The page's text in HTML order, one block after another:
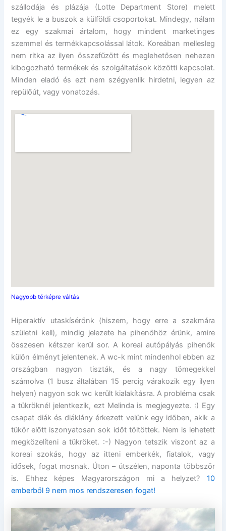
szállodája és plázája (Lotte Department Store) melett
tegyék le a buszok a külföldi csoportokat. Mindegy, nálam
ez egy szakmai ártalom, hogy mindent marketinges
szemmel és termékkapcsolással látok. Koreában mellesleg
nem ritka az ilyen összefűzött és meglehetősen nehezen
kibogozható termékek és szolgáltatások közötti kapcsolat.
Minden eladó és ezt nem szégyenlik hirdetni, legyen az
repülőút, vagy vonatozás.
Nagyobb térképre váltás
Hiperaktív utaskísérőnk (hiszem, hogy erre a szakmára
születni kell), mindig jelezete ha pihenőhöz érünk, amire
összesen kétszer kerül sor. A koreai autópályás pihenők
külön élményt jelentenek. A wc-k mint mindenhol ebben az
országban nagyon tiszták, és a nagy tömegekkel
számolva (1 busz általában 15 percig várakozik egy ilyen
helyen) nagyon sok wc került kialakításra. A probléma csak
a tükröknél jelentkezik, ezt Melinda is megjegyezte. :) Egy
csapat diák és diáklány érkezett velünk egy időben, akik a
tükör előtt iszonyatosan sok időt töltöttek. Nem is lehetett
megközelíteni a tükröket. :-) Nagyon tetszik viszont az a
koreai szokás, hogy az itteni emberkék, fiatalok, vagy
idősek, fogat mosnak. Úton – útszélen, naponta többször
is. Ehhez képes Magyarországon mi a helyzet? 10
emberből 9 nem mos rendszeresen fogat!